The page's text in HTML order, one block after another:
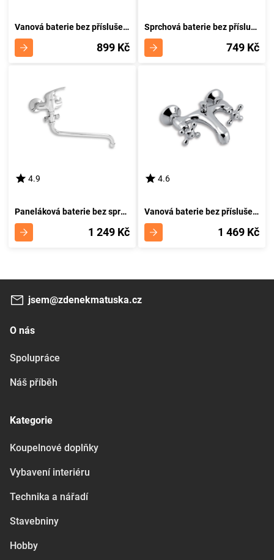
Vanová baterie bez příslušenství 100 mm Titania Neon chrom NOVASERVIS 93024/1,0
899 Kč
Sprchová baterie bez příslušenství 100 mm Titania Neon chrom NOVASERVIS 93064/1,0
749 Kč
4.9
Paneláková baterie bez sprchy 100 mm Titania Neon chrom NOVASERVIS 93075/1,0
1 249 Kč
4.6
Vanová baterie bez příslušenství 150 mm Retro II chrom NOVASERVIS 99120/1,0
1 469 Kč
jsem@zdenekmatuska.cz
O nás
Spolupráce
Náš příběh
Kategorie
Koupelnové doplňky
Vybavení interiéru
Technika a nářadí
Stavebniny
Hobby